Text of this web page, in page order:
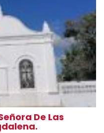
De Las